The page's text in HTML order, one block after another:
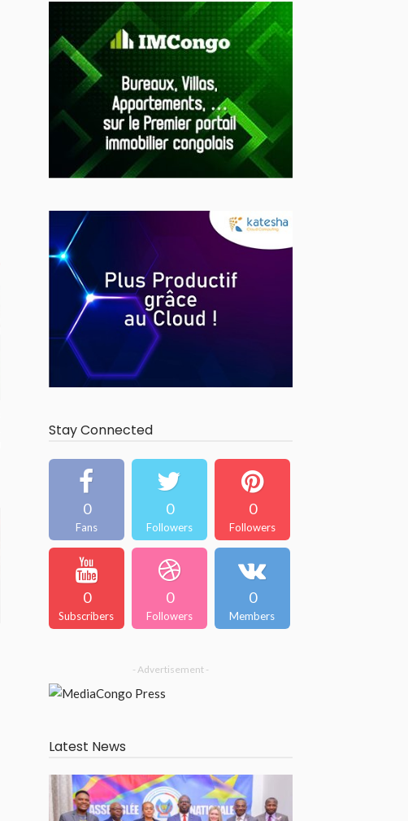
Stay Connected
0
Fans
0
Followers
0
Followers
0
Subscribers
0
Followers
0
Members
- Advertisement -
Latest News